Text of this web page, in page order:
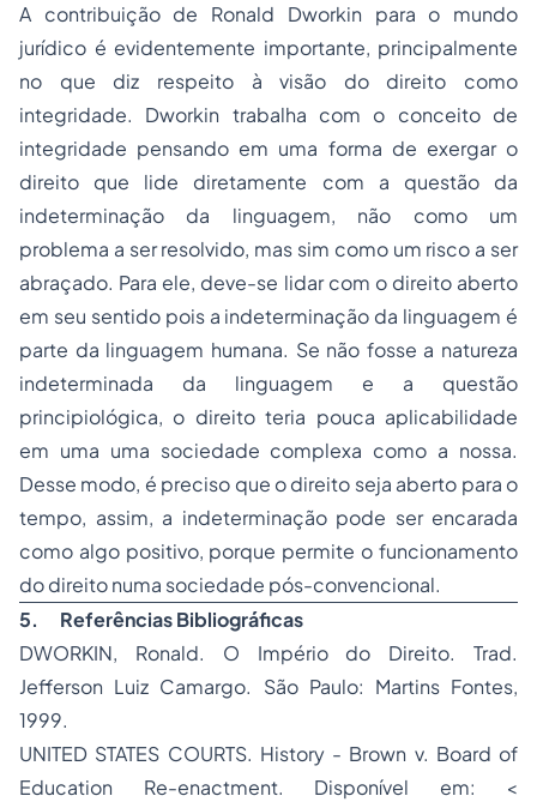
A contribuição de Ronald Dworkin para o mundo
jurídico é evidentemente importante, principalmente
no que diz respeito à visão do direito como
integridade. Dworkin trabalha com o conceito de
integridade pensando em uma forma de exergar o
direito que lide diretamente com a questão da
indeterminação da linguagem, não como um
problema a ser resolvido, mas sim como um risco a ser
abraçado. Para ele, deve-se lidar com o direito aberto
em seu sentido pois a indeterminação da linguagem é
parte da linguagem humana. Se não fosse a natureza
indeterminada da linguagem e a questão
principiológica, o direito teria pouca aplicabilidade
em uma uma sociedade complexa como a nossa.
Desse modo, é preciso que o direito seja aberto para o
tempo, assim, a indeterminação pode ser encarada
como algo positivo, porque permite o funcionamento
do direito numa sociedade pós-convencional.
5. Referências Bibliográficas
DWORKIN, Ronald. O Império do Direito. Trad.
Jefferson Luiz Camargo. São Paulo: Martins Fontes,
1999.
UNITED STATES COURTS. History - Brown v. Board of
Education Re-enactment. Disponível em: <